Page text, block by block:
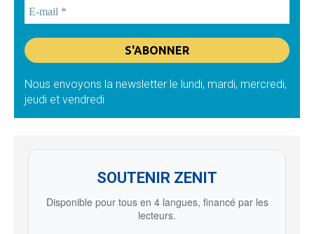
Nous envoyons la newsletter le lundi, mardi, mercredi,
jeudi et vendredi
SOUTENIR ZENIT
Disponible pour tous en 4 langues, financé par les
lecteurs.